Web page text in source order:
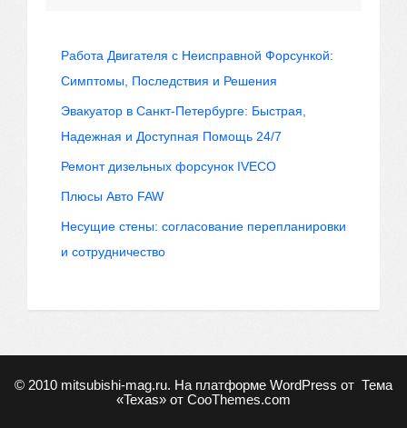
Работа Двигателя с Неисправной Форсункой:
Симптомы, Последствия и Решения
Эвакуатор в Санкт-Петербурге: Быстрая,
Надежная и Доступная Помощь 24/7
Ремонт дизельных форсунок IVECO
Плюсы Авто FAW
Несущие стены: согласование перепланировки
и сотрудничество
© 2010 mitsubishi-mag.ru. На платформе WordPress от Тема
«Texas» от CooThemes.com